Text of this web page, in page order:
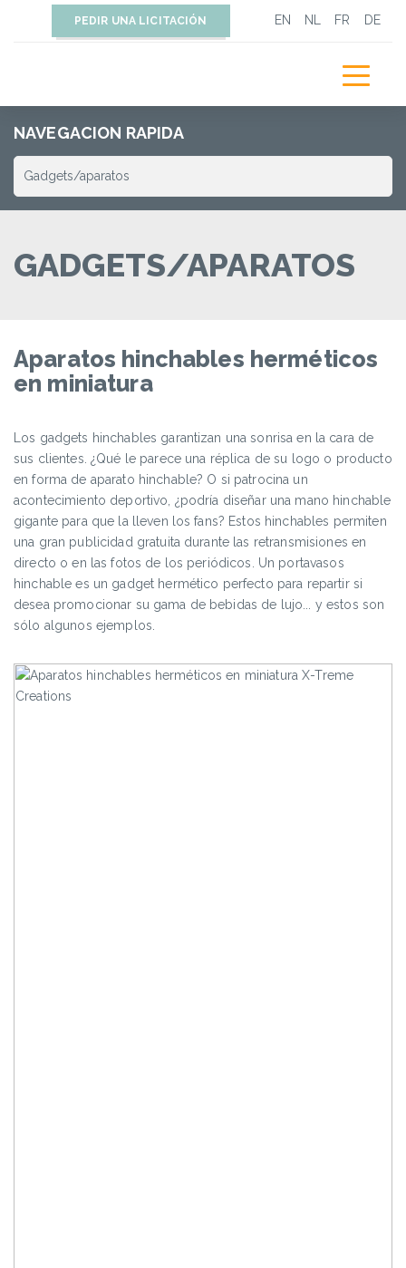
PEDIR UNA LICITACIÓN EN NL FR DE
NAVEGACION RAPIDA
GADGETS/APARATOS
Aparatos hinchables herméticos
en miniatura
Los gadgets hinchables garantizan una sonrisa en la cara de
sus clientes. ¿Qué le parece una réplica de su logo o producto
en forma de aparato hinchable? O si patrocina un
acontecimiento deportivo, ¿podría diseñar una mano hinchable
gigante para que la lleven los fans? Estos hinchables permiten
una gran publicidad gratuita durante las retransmisiones en
directo o en las fotos de los periódicos. Un portavasos
hinchable es un gadget hermético perfecto para repartir si
desea promocionar su gama de bebidas de lujo... y estos son
sólo algunos ejemplos.